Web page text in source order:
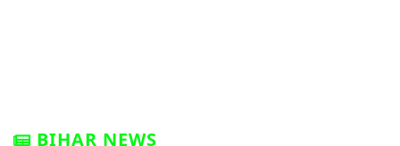
BIHAR NEWS